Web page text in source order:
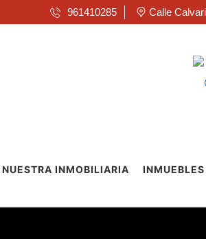
961410285 Calle
NUESTRA INMOBILIARIA